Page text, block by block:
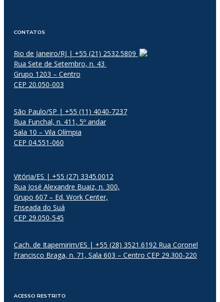
CONTATOS
Rio de Janeiro/RJ | +55 (21) 2532.5809
Rua Sete de Setembro, n. 43
Grupo 1203 – Centro
CEP 20.050-003
São Paulo/SP | +55 (11) 4040-7237
Rua Funchal, n. 411, 5º andar
Sala 10 – Vila Olímpia
CEP 04.551-060
Vitória/ES | +55 (27) 3345.0012
Rua José Alexandre Buaiz, n. 300,
Grupo 607 – Ed. Work Center,
Enseada do Suá
CEP 29.050-545
Cach. de Itapemirim/ES | +55 (28) 3521.6192 Rua Coronel
Francisco Braga, n. 71, Sala 603 – Centro CEP 29.300-220
ACESSO RESTRITO